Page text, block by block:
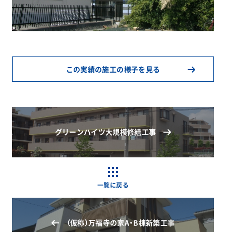
この実績の施工の様子を見る
（仮称）万福寺の家A・B棟新築工事
一覧に戻る
グリーンハイツ大規模修繕工事